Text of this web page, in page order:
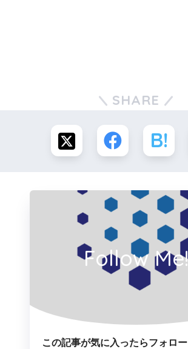
SHARE
Follow Me!
この記事が気に入ったらフォロ